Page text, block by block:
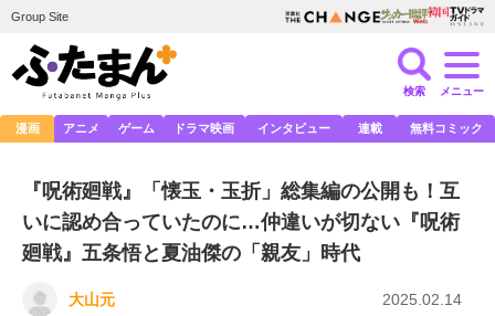
Group Site
検索 メニュー
漫画 アニメ ゲーム ドラマ映画 インタビュー 連載 無料コミック
『呪術廻戦』「懐玉・玉折」総集編の公開も！互
いに認め合っていたのに…仲違いが切ない『呪術
廻戦』五条悟と夏油傑の「親友」時代
大山元 2025.02.14